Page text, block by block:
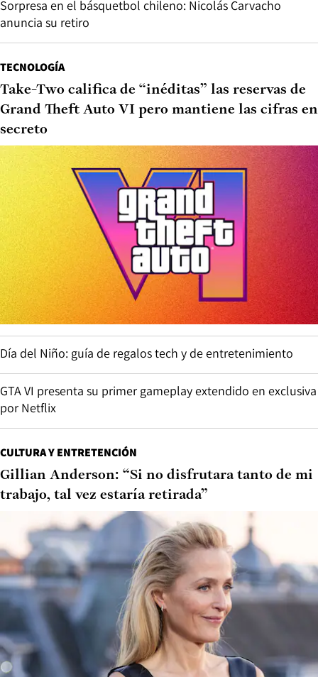
Sorpresa en el básquetbol chileno: Nicolás Carvacho
anuncia su retiro
TECNOLOGÍA
Take-Two califica de “inéditas” las reservas de
Grand Theft Auto VI pero mantiene las cifras en
secreto
Día del Niño: guía de regalos tech y de entretenimiento
GTA VI presenta su primer gameplay extendido en exclusiva
por Netflix
CULTURA Y ENTRETENCIÓN
Gillian Anderson: “Si no disfrutara tanto de mi
trabajo, tal vez estaría retirada”